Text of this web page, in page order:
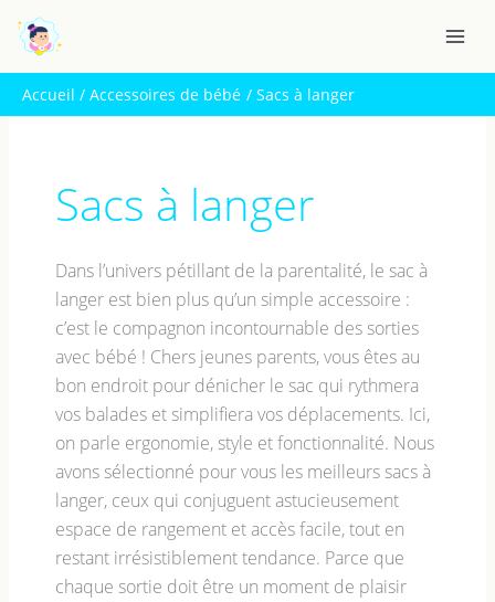
contenu
Accueil
Accessoires de bébé Sacs à langer
Sacs à langer
Dans l’univers pétillant de la parentalité, le sac à
langer est bien plus qu’un simple accessoire :
c’est le compagnon incontournable des sorties
avec bébé ! Chers jeunes parents, vous êtes au
bon endroit pour dénicher le sac qui rythmera
vos balades et simplifiera vos déplacements. Ici,
on parle ergonomie, style et fonctionnalité. Nous
avons sélectionné pour vous les meilleurs sacs à
langer, ceux qui conjuguent astucieusement
espace de rangement et accès facile, tout en
restant irrésistiblement tendance. Parce que
chaque sortie doit être un moment de plaisir
R
e
c
h